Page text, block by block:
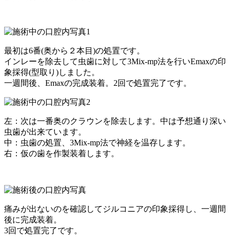
最初は6番(奥から２本目)の処置です。
インレーを除去して虫歯に対して3Mix-mp法を行いEmaxの印
象採得(型取り)しました。
一週間後、Emaxの完成装着。2回で処置完了です。
左：次は一番奥のクラウンを除去します。中は予想通り深い
虫歯が出来ています。
中：虫歯の処置、3Mix-mp法で神経を温存します。
右：仮の歯を作製装着します。
痛みが出ないのを確認してジルコニアの印象採得し、一週間
後に完成装着。
3回で処置完了です。